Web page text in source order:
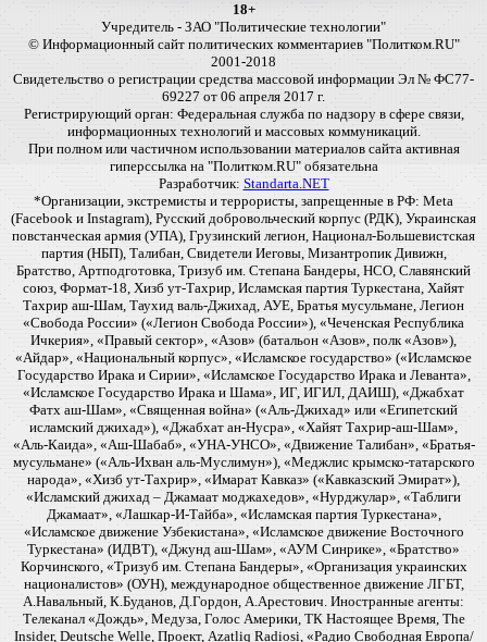
18+
Учредитель - ЗАО "Политические технологии"
© Информационный сайт политических комментариев "Политком.RU"
2001-2018
Свидетельство о регистрации средства массовой информации Эл № ФС77-
69227 от 06 апреля 2017 г.
Регистрирующий орган: Федеральная служба по надзору в сфере связи,
информационных технологий и массовых коммуникаций.
При полном или частичном использовании материалов сайта активная
гиперссылка на "Политком.RU" обязательна
Разработчик: Standarta.NET
*Организации, экстремисты и террористы, запрещенные в РФ: Meta
(Facebook и Instagram), Русский добровольческий корпус (РДК), Украинская
повстанческая армия (УПА), Грузинский легион, Национал-Большевистская
партия (НБП), Талибан, Свидетели Иеговы, Мизантропик Дивижн,
Братство, Артподготовка, Тризуб им. Степана Бандеры, НСО, Славянский
союз, Формат-18, Хизб ут-Тахрир, Исламская партия Туркестана, Хайят
Тахрир аш-Шам, Таухид валь-Джихад, АУЕ, Братья мусульмане, Легион
«Свобода России» («Легион Свобода России»), «Чеченская Республика
Ичкерия», «Правый сектор», «Азов» (батальон «Азов», полк «Азов»),
«Айдар», «Национальный корпус», «Исламское государство» («Исламское
Государство Ирака и Сирии», «Исламское Государство Ирака и Леванта»,
«Исламское Государство Ирака и Шама», ИГ, ИГИЛ, ДАИШ), «Джабхат
Фатх аш-Шам», «Священная война» («Аль-Джихад» или «Египетский
исламский джихад»), «Джабхат ан-Нусра», «Хайят Тахрир-аш-Шам»,
«Аль-Каида», «Аш-Шабаб», «УНА-УНСО», «Движение Талибан», «Братья-
мусульмане» («Аль-Ихван аль-Муслимун»), «Меджлис крымско-татарского
народа», «Хизб ут-Тахрир», «Имарат Кавказ» («Кавказский Эмират»),
«Исламский джихад – Джамаат моджахедов», «Нурджулар», «Таблиги
Джамаат», «Лашкар-И-Тайба», «Исламская партия Туркестана»,
«Исламское движение Узбекистана», «Исламское движение Восточного
Туркестана» (ИДВТ), «Джунд аш-Шам», «АУМ Синрике», «Братство»
Корчинского, «Тризуб им. Степана Бандеры», «Организация украинских
националистов» (ОУН), международное общественное движение ЛГБТ,
А.Навальный, К.Буданов, Д.Гордон, А.Арестович. Иностранные агенты:
Телеканал «Дождь», Медуза, Голос Америки, ТК Настоящее Время, The
Insider, Deutsche Welle, Проект, Azatliq Radiosi, «Радио Свободная Европа/